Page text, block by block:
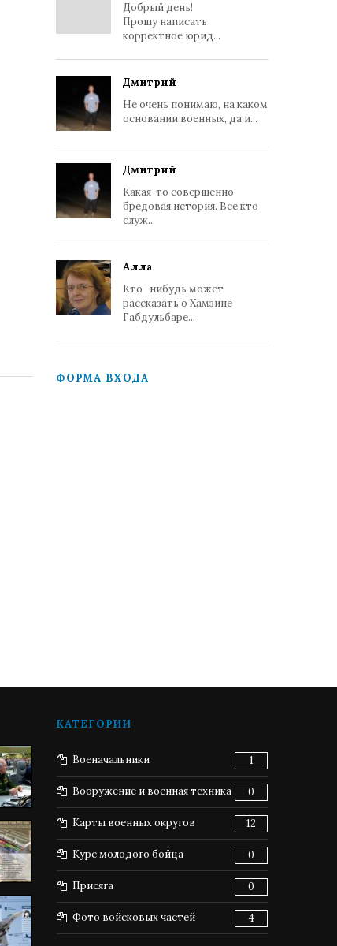
Добрый день!
Прошу написать
корректное юрид...
Дмитрий
Не очень понимаю, на каком
основании военных, да и...
Дмитрий
Какая-то совершенно
бредовая история. Все кто
служ...
Алла
Кто -нибудь может
рассказать о Хамзине
Габдульбаре...
ФОРМА ВХОДА
КАТЕГОРИИ
Военачальники 1
Вооружение и военная техника 0
Карты военных округов 12
Курс молодого бойца 0
Присяга 0
Фото войсковых частей 4